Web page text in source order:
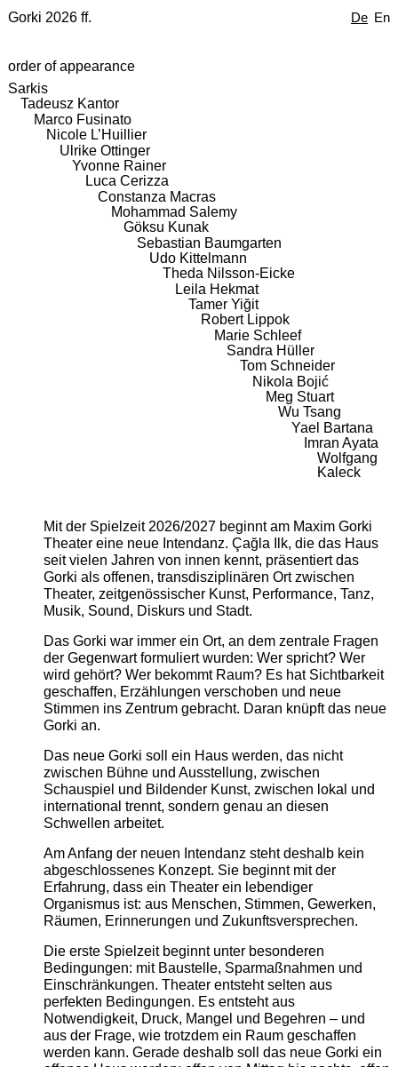
De En
Gorki 2026 ff.
order of appearance
Sarkis
Tadeusz Kantor
Marco Fusinato
Nicole L’Huillier
Ulrike Ottinger
Yvonne Rainer
Luca Cerizza
Constanza Macras
Mohammad Salemy
Göksu Kunak
Sebastian Baumgarten
Udo Kittelmann
Theda Nilsson-Eicke
Leila Hekmat
Tamer Yiğit
Robert Lippok
Marie Schleef
Sandra Hüller
Tom Schneider
Nikola Bojić
Meg Stuart
Wu Tsang
Yael Bartana
Imran Ayata
Wolfgang
Kaleck
Mit der Spielzeit 2026/2027 beginnt am Maxim Gorki
Theater eine neue Intendanz. Çağla Ilk, die das Haus
seit vielen Jahren von innen kennt, präsentiert das
Gorki als offenen, transdisziplinären Ort zwischen
Theater, zeitgenössischer Kunst, Performance, Tanz,
Musik, Sound, Diskurs und Stadt.
Das Gorki war immer ein Ort, an dem zentrale Fragen
der Gegenwart formuliert wurden: Wer spricht? Wer
wird gehört? Wer bekommt Raum? Es hat Sichtbarkeit
geschaffen, Erzählungen verschoben und neue
Stimmen ins Zentrum gebracht. Daran knüpft das neue
Gorki an.
Das neue Gorki soll ein Haus werden, das nicht
zwischen Bühne und Ausstellung, zwischen
Schauspiel und Bildender Kunst, zwischen lokal und
international trennt, sondern genau an diesen
Schwellen arbeitet.
Am Anfang der neuen Intendanz steht deshalb kein
abgeschlossenes Konzept. Sie beginnt mit der
Erfahrung, dass ein Theater ein lebendiger
Organismus ist: aus Menschen, Stimmen, Gewerken,
Räumen, Erinnerungen und Zukunftsversprechen.
Die erste Spielzeit beginnt unter besonderen
Bedingungen: mit Baustelle, Sparmaßnahmen und
Einschränkungen. Theater entsteht selten aus
perfekten Bedingungen. Es entsteht aus
Notwendigkeit, Druck, Mangel und Begehren – und
aus der Frage, wie trotzdem ein Raum geschaffen
werden kann. Gerade deshalb soll das neue Gorki ein